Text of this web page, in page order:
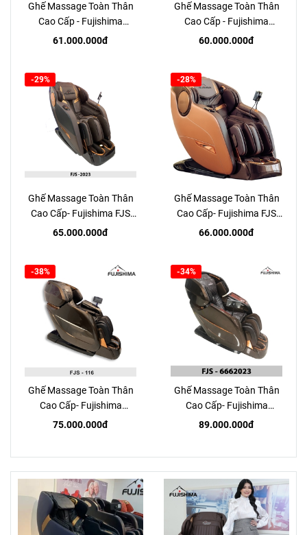
Ghế Massage Toàn Thân
Cao Cấp - Fujishima
FJE990
61.000.000đ
Ghế Massage Toàn Thân
Cao Cấp - Fujishima
FJE105
60.000.000đ
Ghế Massage Toàn Thân
Cao Cấp- Fujishima FJS
2023
65.000.000đ
-29%
Ghế Massage Toàn Thân
Cao Cấp- Fujishima FJS
737
66.000.000đ
-28%
Ghế Massage Toàn Thân
Cao Cấp- Fujishima
FJS116
75.000.000đ
-38%
Ghế Massage Toàn Thân
Cao Cấp- Fujishima
FJS6662023
89.000.000đ
-34%